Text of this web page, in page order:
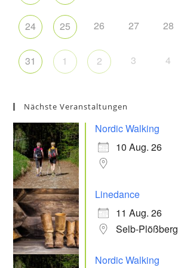
24 25 26 27 28
31 1 2 3 4
Nächste Veranstaltungen
Nordic Walking
10 Aug. 26
Linedance
11 Aug. 26
Selb-Plößberg
Nordic Walking